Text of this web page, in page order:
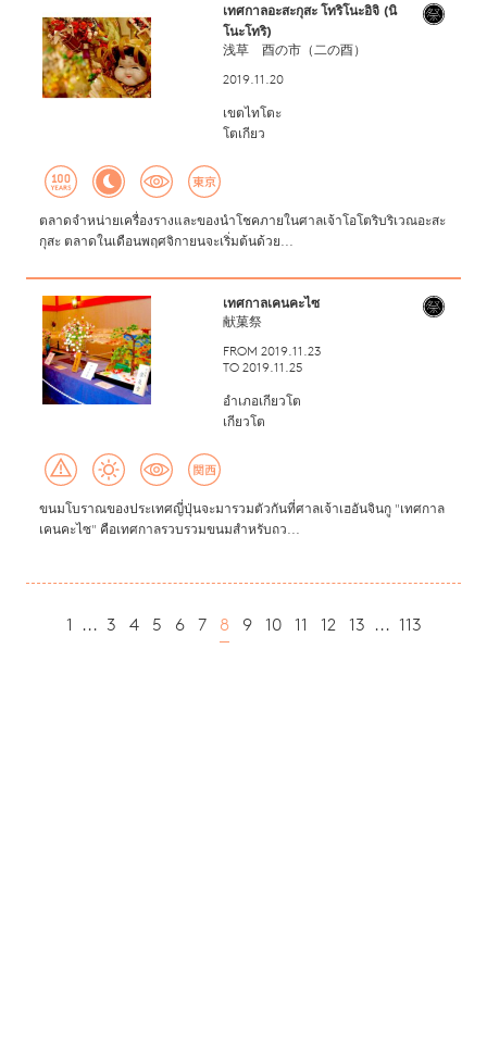
เทศกาลอะสะกุสะ โทริโนะอิจิ (นิ
โนะโทริ)
浅草 酉の市（二の酉）
2019.11.20
เขตไทโตะ
โตเกียว
ตลาดจำหน่ายเครื่องรางและของนำโชคภายในศาลเจ้าโอโตริบริเวณอะสะ
กุสะ ตลาดในเดือนพฤศจิกายนจะเริ่มต้นด้วย...
เทศกาลเคนคะไซ
献菓祭
FROM 2019.11.23
TO 2019.11.25
อำเภอเกียวโต
เกียวโต
ขนมโบราณของประเทศญี่ปุ่นจะมารวมตัวกันที่ศาลเจ้าเฮอันจินกู "เทศกาล
เคนคะไซ" คือเทศกาลรวบรวมขนมสำหรับถว...
1 ... 3 4 5 6 7 8 9 10 11 12 13 ... 113